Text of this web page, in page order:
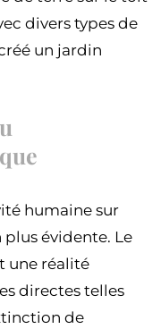
divers types de
un jardin
humaine sur
plus évidente. Le
une réalité
directes telles
de